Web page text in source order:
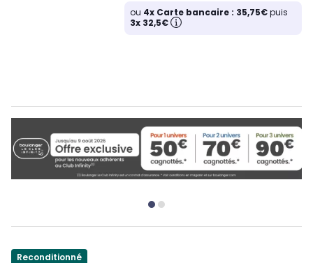
ou 4x Carte bancaire : 35,75€puis
3x 32,5€
Reconditionné